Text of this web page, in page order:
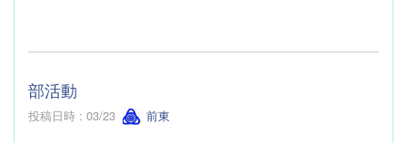
部活動
投稿日時 : 03/23 前東